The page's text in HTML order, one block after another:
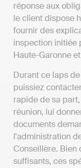
réponse aux
le client dispose
fournir des
inspection initiée
Haute-Garonne
Durant ce laps
puissiez
rapide de sa
réunion, lui
documents
l'administration
Conseillère. Bien
suffisants, ces